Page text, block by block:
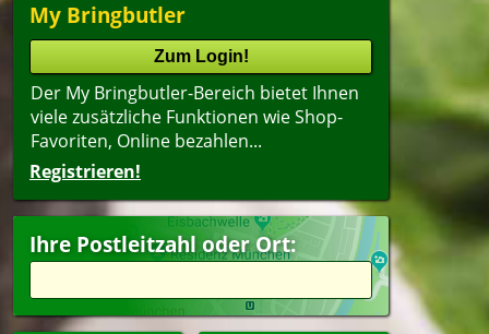
My Bringbutler
Der My Bringbutler-Bereich bietet Ihnen
viele zusätzliche Funktionen wie Shop-
Favoriten, Online bezahlen...
Registrieren!
Ihre Postleitzahl oder Ort: